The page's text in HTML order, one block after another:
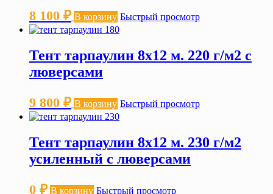
8 100 ₽ В корзину Быстрый просмотр
Тент тарпаулин 8х12 м. 220 г/м2 с
люверсами
9 800 ₽ В корзину Быстрый просмотр
Тент тарпаулин 8х12 м. 230 г/м2
усиленный с люверсами
0 ₽ В корзину Быстрый просмотр